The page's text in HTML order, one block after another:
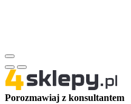
Porozmawiaj z konsultantem